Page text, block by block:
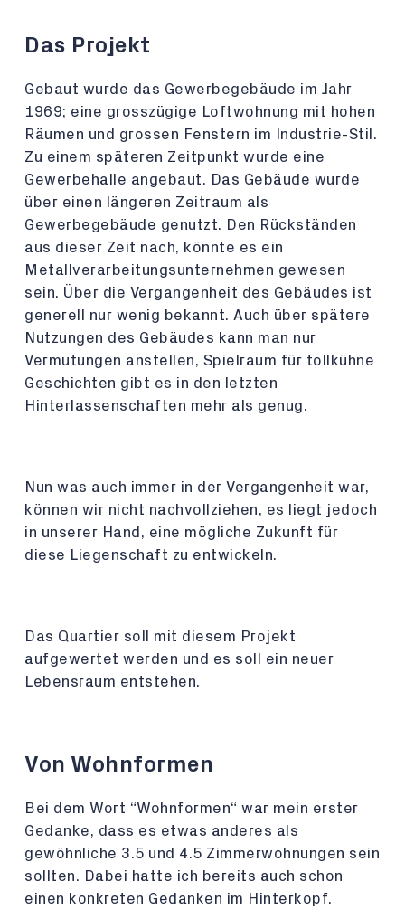
Das Projekt
Gebaut wurde das Gewerbegebäude im Jahr
1969; eine grosszügige Loftwohnung mit hohen
Räumen und grossen Fenstern im Industrie-Stil.
Zu einem späteren Zeitpunkt wurde eine
Gewerbehalle angebaut. Das Gebäude wurde
über einen längeren Zeitraum als
Gewerbegebäude genutzt. Den Rückständen
aus dieser Zeit nach, könnte es ein
Metallverarbeitungsunternehmen gewesen
sein. Über die Vergangenheit des Gebäudes ist
generell nur wenig bekannt. Auch über spätere
Nutzungen des Gebäudes kann man nur
Vermutungen anstellen, Spielraum für tollkühne
Geschichten gibt es in den letzten
Hinterlassenschaften mehr als genug.
Nun was auch immer in der Vergangenheit war,
können wir nicht nachvollziehen, es liegt jedoch
in unserer Hand, eine mögliche Zukunft für
diese Liegenschaft zu entwickeln.
Das Quartier soll mit diesem Projekt
aufgewertet werden und es soll ein neuer
Lebensraum entstehen.
Von Wohnformen
Bei dem Wort “Wohnformen“ war mein erster
Gedanke, dass es etwas anderes als
gewöhnliche 3.5 und 4.5 Zimmerwohnungen sein
sollten. Dabei hatte ich bereits auch schon
einen konkreten Gedanken im Hinterkopf.